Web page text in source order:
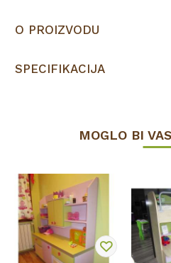
O PROIZVODU
SPECIFIKACIJA
MOGLO BI